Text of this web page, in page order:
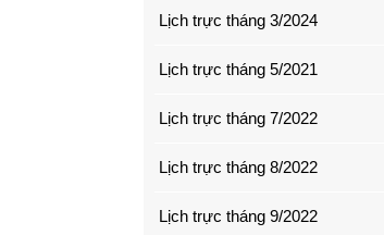
Lịch trực tháng 3/2024
Lịch trực tháng 5/2021
Lịch trực tháng 7/2022
Lịch trực tháng 8/2022
Lịch trực tháng 9/2022